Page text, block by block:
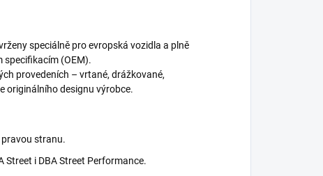
speciálně pro evropská vozidla a plně
specifikacím (OEM).
provedeních – vrtané, drážkované,
originálního designu výrobce.
stranu.
Street i DBA Street Performance.